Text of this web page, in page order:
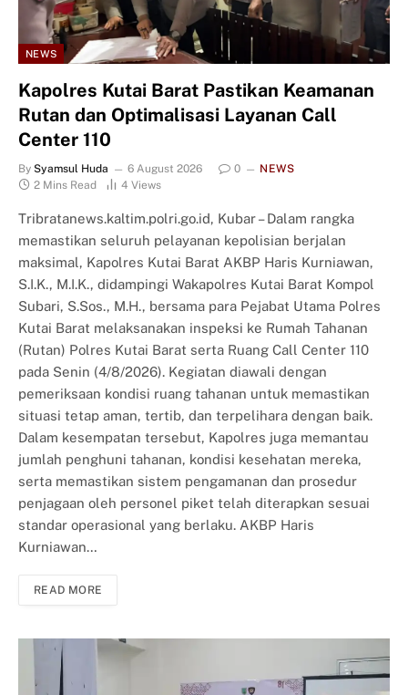
NEWS
Kapolres Kutai Barat Pastikan Keamanan
Rutan dan Optimalisasi Layanan Call
Center 110
By Syamsul Huda 6 August 2026 0
NEWS
2 Mins Read
4 Views
Tribratanews.kaltim.polri.go.id, Kubar – Dalam rangka
memastikan seluruh pelayanan kepolisian berjalan
maksimal, Kapolres Kutai Barat AKBP Haris Kurniawan,
S.I.K., M.I.K., didampingi Wakapolres Kutai Barat Kompol
Subari, S.Sos., M.H., bersama para Pejabat Utama Polres
Kutai Barat melaksanakan inspeksi ke Rumah Tahanan
(Rutan) Polres Kutai Barat serta Ruang Call Center 110
pada Senin (4/8/2026). Kegiatan diawali dengan
pemeriksaan kondisi ruang tahanan untuk memastikan
situasi tetap aman, tertib, dan terpelihara dengan baik.
Dalam kesempatan tersebut, Kapolres juga memantau
jumlah penghuni tahanan, kondisi kesehatan mereka,
serta memastikan sistem pengamanan dan prosedur
penjagaan oleh personel piket telah diterapkan sesuai
standar operasional yang berlaku. AKBP Haris
Kurniawan…
READ MORE